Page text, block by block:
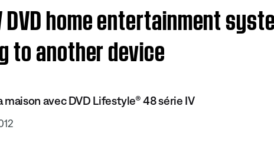
home entertainment
to another device
avec DVD Lifestyle® 48 série IV